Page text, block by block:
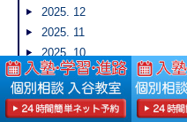
2025. 12
2025. 11
2025. 10
2025. 9
2025. 8
2025. 7